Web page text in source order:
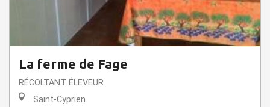
La ferme de Fage
RÉCOLTANT ÉLEVEUR
Saint-Cyprien